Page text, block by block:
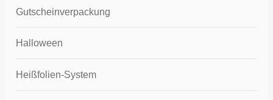
Gutscheinverpackung
Halloween
Heißfolien-System